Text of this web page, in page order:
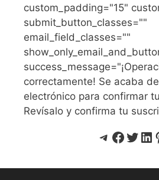
custom_padding="15"
submit_button_classes=""
email_field_classes=""
correctamente! Se acaba
electrónico para confirmar
Revísalo y confirma tu
Telegram